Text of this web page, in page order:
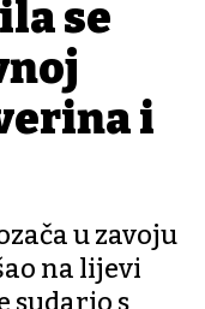
se
i
u zavoju
na lijevi